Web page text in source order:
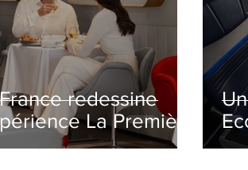
redessine
La Première
un salon